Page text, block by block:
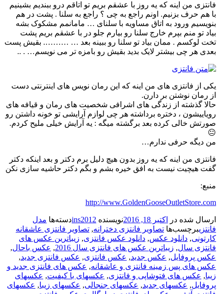
فانتزی من اینه که یه روز با عشقم بریم تو اتاقم درو ببندیم بشینیم
با هم حرف بزنیم. اونم راجع به چی ؟ راجع به سلنا . پشت در هم
بنویسیم ورود به اتاق مساویه با سلنای … مامانمم مشکوک بشه
بیاد تو منم بپرم خارج سلنا رو بیارم جلو در با عشقم بریم پشت
تخت لوکسم . ممان بیاد تو سلنا رو ببینه بعد … ………. بقیش پست
بعدی هر چی بیشتر لایک بدید بقیش رو بامزه تر می نویسم… . ..
یکی از فانتزی های من اینه که این رمان نویس های اینترنتی دست
از رمان نوشتن بر دارن.
حالا گذشته از زندگی های اشرافی شخصیت های رمان و قیافه های
رویاییشون ، دختره برداشته هر چی لوازم آرایشی تو خونه داشتن رو
صورتش خالی کرده بعد برگشته میگه : یه آرایش خیلی ملیح کردم.
😐
من دیگه حرفی ندارم…
فانتزی من اینه که یه روز بدون هیچ دلیل برم دکتر و بعد اینکه دکتر
گفت هیچیت نیست به افق خیره بشم و بگم دکتر حاشیه سازی نکن
منبع:
http://www.GoldenGooseOutletStore.com
ارسال شده در اکتبر 18, 2016 نویسنده ins2012دسته‌ها مدل
فانتزیبرچسب‌ها تصاویر فانتزی دخترانه, تصاویر فانتزی عاشقانه
کارتونی, دانلود عکس, دانلود عکس فانتزی, زیباترین عکس های
فانتزی سال, زیباترین عکس های فانتزی سال 2016 , عکس باحال,
عکس پروفایل, عکس جدید, عکس فانتزی, عکس فانتزی جدید,
عکس های پس زمینه فانتزی و عاشقانه, عکس های فانتزی جدید و
زیبا, عکس های فتوشاپی و فانتزی, عکسهای با کیفیت, عکسهای
پروفایل, عکسهای جدید, عکسهای جنجالی, عکسهای زیبا, عکسهای